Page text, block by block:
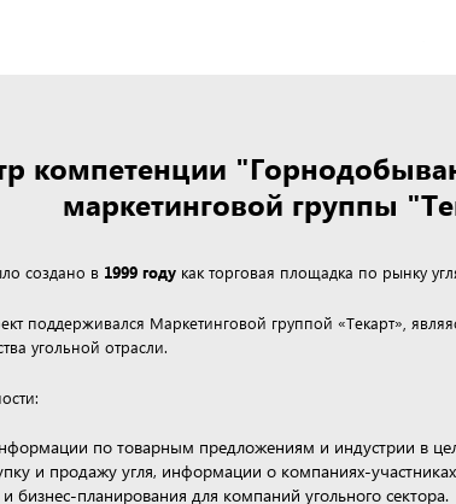
компетенции
маркетинговой группы
создано в 1999 году как торговая площадка по рынку
поддерживался Маркетинговой группой «Текарт»,
угольной отрасли.
по товарным предложениям и индустрии в
и продажу угля, информации о компаниях-
и бизнес-планирования для компаний угольного сектора.